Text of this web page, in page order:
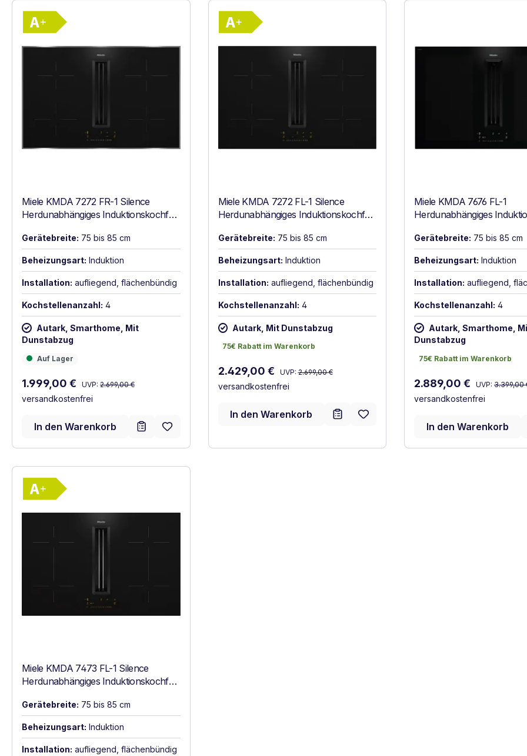
Vollständiges Energielabel anzeigen
Energieklasse A+. Höchste bis niedrigste Effizienz (A+++ bis D)
Miele KMDA 7272 FR-1 Silence
Herdunabhängiges Induktionskochfeld
Gerätebreite: 75 bis 85 cm
Beheizungsart: Induktion
Installation: aufliegend, flächenbündig
Kochstellenanzahl: 4
Autark, Smarthome, Mit
Dunstabzug
Auf Lager
Auf Lager
Verkaufspreis:
1.999,00 € Regulärer Preis:
UVP: 2.699,00 €
versandkostenfrei
In den Warenkorb
Miele KMDA 7272 FL-1 Silence
Herdunabhängiges Induktionskochfeld
Gerätebreite: 75 bis 85 cm
Beheizungsart: Induktion
Installation: aufliegend, flächenbündig
Kochstellenanzahl: 4
Autark, Mit Dunstabzug
75€ Rabatt im Warenkorb
75€ Rabatt im Warenkorb
Verkaufspreis:
2.429,00 € Regulärer Preis:
UVP: 2.699,00 €
versandkostenfrei
In den Warenkorb
Miele KMDA 7676 FL-1
Herdunabhängiges
Gerätebreite: 75 bis 85 cm
Beheizungsart: Induktion
Installation: aufliegend,
Kochstellenanzahl: 4
Autark, Smarthome,
Dunstabzug
75€ Rabatt im Warenkorb
75€ Rabatt im Warenkorb
Verkaufspreis:
2.889,00 € Regulärer
UVP: 3.399,00
versandkostenfrei
In den Warenkorb
Miele KMDA 7473 FL-1 Silence
Herdunabhängiges Induktionskochfeld
Gerätebreite: 75 bis 85 cm
Beheizungsart: Induktion
Installation: aufliegend, flächenbündig